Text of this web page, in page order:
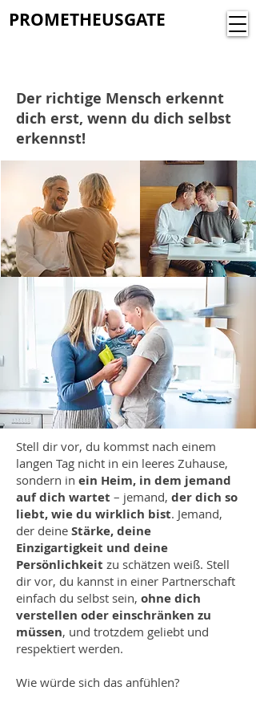
PROMETHEUSGATE
Der richtige Mensch erkennt
dich erst, wenn du dich selbst
erkennst!
Stell dir vor, du kommst nach einem
langen Tag nicht in ein leeres Zuhause,
sondern in ein Heim, in dem jemand
auf dich wartet – jemand, der dich so
liebt, wie du wirklich bist. Jemand,
der deine Stärke, deine
Einzigartigkeit und deine
Persönlichkeit zu schätzen weiß. Stell
dir vor, du kannst in einer Partnerschaft
einfach du selbst sein, ohne dich
verstellen oder einschränken zu
müssen, und trotzdem geliebt und
respektiert werden.
Wie würde sich das anfühlen?